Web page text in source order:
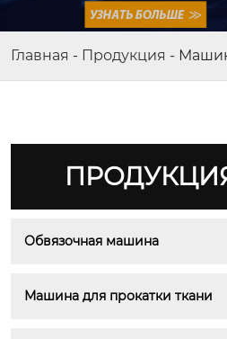
Главная - Продукция -
Обвязочная машина
Машина для прокатки ткани